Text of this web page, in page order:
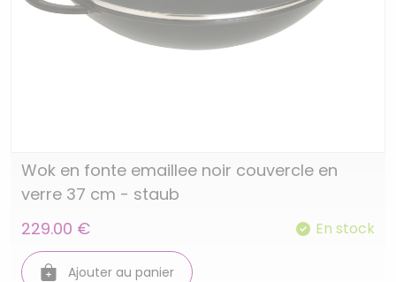
Wok en fonte emaillee noir couvercle en
verre 37 cm - staub
229.00 €
En stock
Ajouter au panier